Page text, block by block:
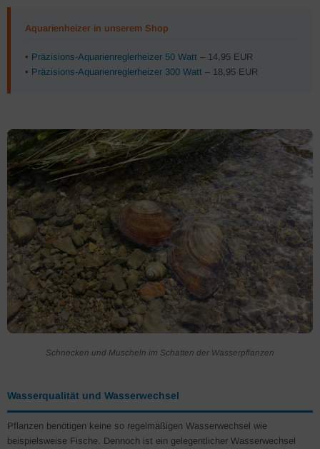
Aquarienheizer in unserem Shop
• Präzisions-Aquarienreglerheizer 50 Watt – 14,95 EUR
• Präzisions-Aquarienreglerheizer 300 Watt – 18,95 EUR
Schnecken und Muscheln im Schatten der Wasserpflanzen
Wasserqualität und Wasserwechsel
Pflanzen benötigen keine so regelmäßigen Wasserwechsel wie
beispielsweise Fische. Dennoch ist ein gelegentlicher Wasserwechsel